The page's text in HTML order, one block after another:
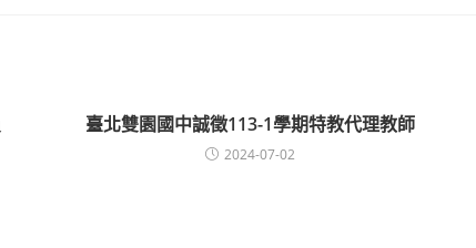
臺北雙園國中誠徵113-1學期特教代理教師
2024-07-02